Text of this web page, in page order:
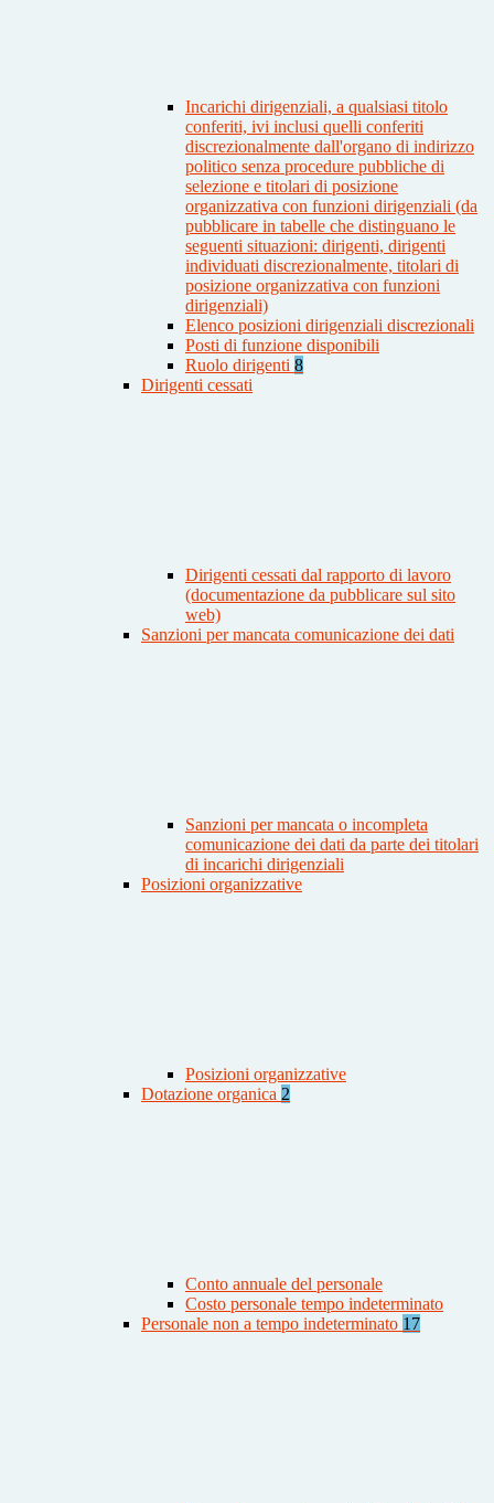
Incarichi dirigenziali, a qualsiasi titolo
conferiti, ivi inclusi quelli conferiti
discrezionalmente dall'organo di indirizzo
politico senza procedure pubbliche di
selezione e titolari di posizione
organizzativa con funzioni dirigenziali (da
pubblicare in tabelle che distinguano le
seguenti situazioni: dirigenti, dirigenti
individuati discrezionalmente, titolari di
posizione organizzativa con funzioni
dirigenziali)
Elenco posizioni dirigenziali discrezionali
Posti di funzione disponibili
Ruolo dirigenti 8
Dirigenti cessati
Dirigenti cessati dal rapporto di lavoro
(documentazione da pubblicare sul sito
web)
Sanzioni per mancata comunicazione dei dati
Sanzioni per mancata o incompleta
comunicazione dei dati da parte dei titolari
di incarichi dirigenziali
Posizioni organizzative
Posizioni organizzative
Dotazione organica 2
Conto annuale del personale
Costo personale tempo indeterminato
Personale non a tempo indeterminato 17